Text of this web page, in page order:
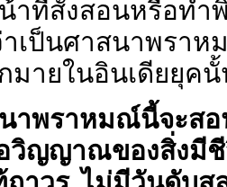
าที่สั่งสอนหรือทำ
าเป็นศาสนาพ
มายในอินเดียยุ
าพราหมณ์นี้จะส
วิญญาณของสิ่งมีชี